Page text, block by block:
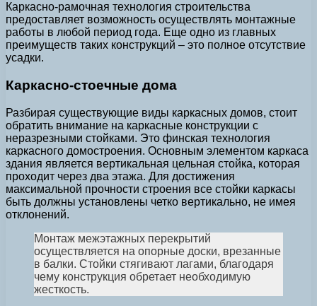
Каркасно-рамочная технология строительства
предоставляет возможность осуществлять монтажные
работы в любой период года. Еще одно из главных
преимуществ таких конструкций – это полное отсутствие
усадки.
Каркасно-стоечные дома
Разбирая существующие виды каркасных домов, стоит
обратить внимание на каркасные конструкции с
неразрезными стойками. Это финская технология
каркасного домостроения. Основным элементом каркаса
здания является вертикальная цельная стойка, которая
проходит через два этажа. Для достижения
максимальной прочности строения все стойки каркасы
быть должны установлены четко вертикально, не имея
отклонений.
Монтаж межэтажных перекрытий
осуществляется на опорные доски, врезанные
в балки. Стойки стягивают лагами, благодаря
чему конструкция обретает необходимую
жесткость.